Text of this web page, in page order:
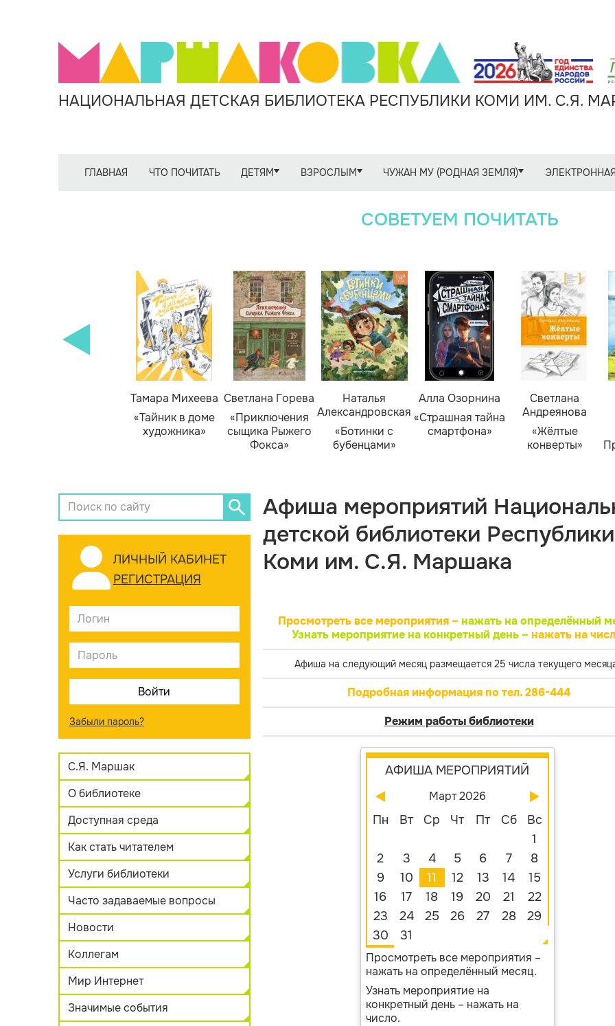
НАЦИОНАЛЬНАЯ ДЕТСКАЯ БИБЛИОТЕКА РЕСПУБЛИКИ КОМИ ИМ. С.Я.
ГЛАВНАЯ ЧТО ПОЧИТАТЬ ДЕТЯМ ВЗРОСЛЫМ ЧУЖАН МУ (РОДНАЯ ЗЕМЛЯ)
СОВЕТУЕМ ПОЧИТАТЬ
Тамара Михеева
«Тайник в доме
художника»
Светлана Горева
«Приключения
сыщика Рыжего
Фокса»
Наталья
Александровская
«Ботинки с
бубенцами»
Алла Озорнина
«Страшная тайна
смартфона»
Светлана
Андреянова
«Жёлтые
конверты»
ЛИЧНЫЙ КАБИНЕТ
РЕГИСТРАЦИЯ
Забыли пароль?
С.Я. Маршак
О библиотеке
Доступная среда
Как стать читателем
Услуги библиотеки
Часто задаваемые вопросы
Новости
Коллегам
Мир Интернет
Значимые события
Афиша мероприятий
детской библиотеки Республики
Коми им. С.Я. Маршака
Просмотреть все мероприятия – нажать на определённый
Узнать мероприятие на конкретный день –нажать на
Афиша на следующий месяц размещается 25 числа текущего
Подробная информация по тел. 286-444
Режим работы библиотеки
АФИША МЕРОПРИЯТИЙ
Март 2026
Пн Вт Ср Чт Пт Сб
Вс
1
2
3 4 5 6 7
8
9
10 11 12 13 14
15
16
17 18 19 20 21
22
23
24 25 26 27 28
29
30
31
Просмотреть все мероприятия –
нажать на определённый месяц.
Узнать мероприятие на
конкретный день – нажать на
число.